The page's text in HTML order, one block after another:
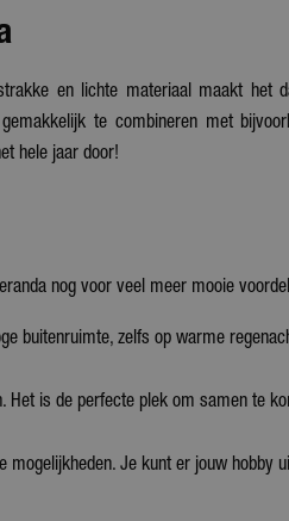
en lichte materiaal maakt het
gemakkelijk te combineren met
hele jaar door!
nog voor veel meer mooie
buitenruimte, zelfs op warme
Het is de perfecte plek om samen te
Je kunt er jouw hobby